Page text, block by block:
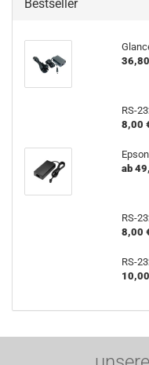
Bestseller
RS-
8,00
ab
RS-
8,00
RS-